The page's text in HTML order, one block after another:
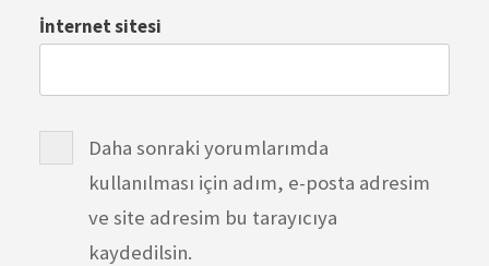
İnternet sitesi
Daha sonraki yorumlarımda
kullanılması için adım, e-posta adresim
ve site adresim bu tarayıcıya
kaydedilsin.